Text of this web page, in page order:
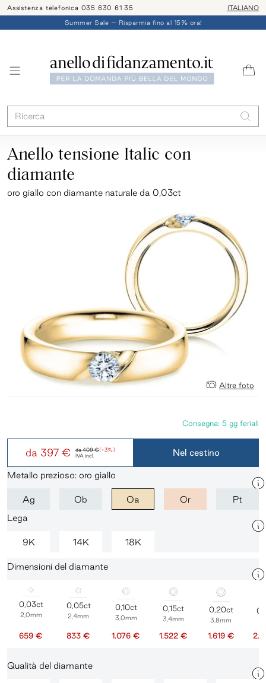
Assistenza telefonica 035 630 61 35 ITALIANO
Summer Sale – Risparmia fino al 15% ora!
Anello tensione Italic con
diamante
oro giallo con diamante naturale da 0,03ct
Altre foto
da409 €(-3%)
da 397 € IVA incl.
Consegna: 5 gg feriali
Nel cestino
Metallo prezioso: oro giallo
Ag Ob Oa Or
Pt
Lega
9K 14K 18K
Dimensioni del diamante
0,03ct
2,0mm
659 €
0,05ct
2,4mm
833 €
0,10ct
3,0mm
1.076 €
0,15ct
3,4mm
1.522 €
0,20ct
3,8mm
1.619 €
Qualità del diamante